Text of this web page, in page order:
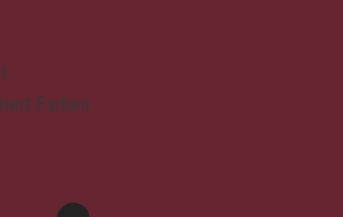
Farben